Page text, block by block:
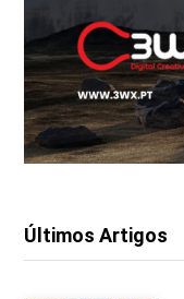
Últimos Artigos